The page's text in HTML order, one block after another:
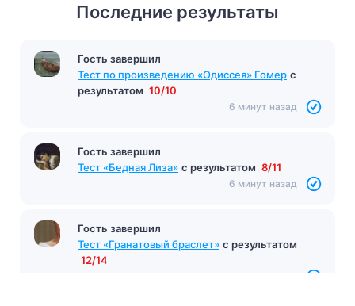
Последние результаты
Гость завершил
Тест по произведению «Одиссея» Гомер с
результатом 10/10
6 минут назад
Гость завершил
Тест «Бедная Лиза» с результатом 8/11
6 минут назад
Гость завершил
Тест «Гранатовый браслет» с результатом
12/14